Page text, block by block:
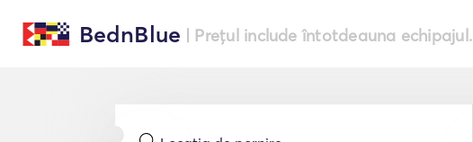
BednBlue | Prețul include întotdeauna echipajul.